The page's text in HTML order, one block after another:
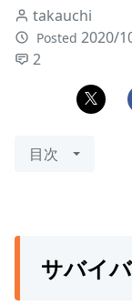
takauchi
Posted 2020/
2
目次
サバイ